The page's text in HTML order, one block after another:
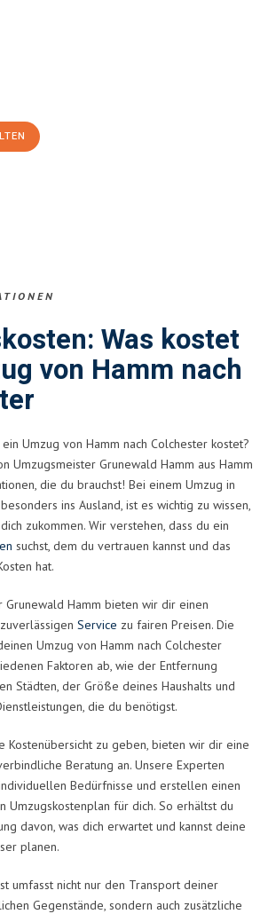
Was kostet
von Hamm nach
Umzug von Hamm nach Colchester kostet?
Umzugsmeister Grunewald Hamm aus Hamm
die du brauchst! Bei einem Umzug in
ins Ausland, ist es wichtig zu wissen,
zukommen. Wir verstehen, dass du ein
suchst, dem du vertrauen kannst und das
hat.
Grunewald Hamm bieten wir dir einen
Service zu fairen Preisen. Die
Umzug von Hamm nach Colchester
Faktoren ab, wie der Entfernung
Städten, der Größe deines Haushalts und
die du benötigst.
Kostenübersicht zu geben, bieten wir dir eine
Beratung an. Unsere Experten
Bedürfnisse und erstellen einen
Umzugskostenplan für dich. So erhältst du
davon, was dich erwartet und kannst deine
planen.
umfasst nicht nur den Transport deiner
Gegenstände, sondern auch zusätzliche